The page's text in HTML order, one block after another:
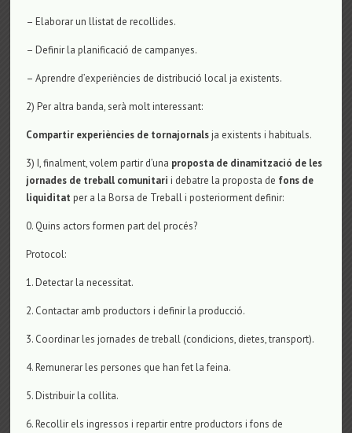
– Elaborar un llistat de recollides.
– Definir la planificació de campanyes.
– Aprendre d’experiències de distribució local ja existents.
2) Per altra banda, serà molt interessant:
Compartir experiències de tornajornalsja existents i habituals.
3) I, finalment, volem partir d’una proposta de dinamització de les
jornades de treball comunitari i debatre la proposta de fons de
liquiditat per a la Borsa de Treball i posteriorment definir:
0. Quins actors formen part del procés?
Protocol:
1. Detectar la necessitat.
2. Contactar amb productors i definir la producció.
3. Coordinar les jornades de treball (condicions, dietes, transport).
4. Remunerar les persones que han fet la feina.
5. Distribuir la collita.
6. Recollir els ingressos i repartir entre productors i fons de